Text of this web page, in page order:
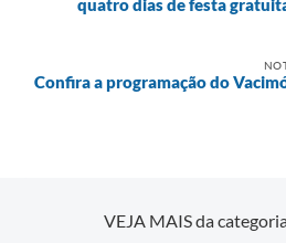
quatro dias de festa
Confira a programação do
VEJA MAIS da